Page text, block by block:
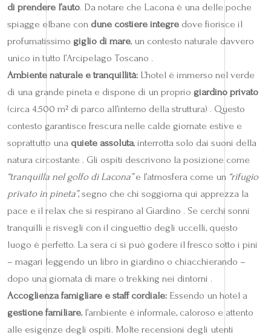
di prendere l’auto. Da notare che Lacona è una delle poche
spiagge elbane con dune costiere integre dove fiorisce il
profumatissimo giglio di mare, un contesto naturale davvero
unico in tutto l’Arcipelago Toscano .
Ambiente naturale e tranquillità: L’hotel è immerso nel verde
di una grande pineta e dispone di un proprio giardino privato
(circa 4.500 m² di parco all’interno della struttura) . Questo
contesto garantisce frescura nelle calde giornate estive e
soprattutto una quiete assoluta, interrotta solo dai suoni della
natura circostante . Gli ospiti descrivono la posizione come
“tranquilla nel golfo di Lacona”e l’atmosfera come un “rifugio
privato in pineta”, segno che chi soggiorna qui apprezza la
pace e il relax che si respirano al Giardino . Se cerchi sonni
tranquilli e risvegli con il cinguettio degli uccelli, questo
luogo è perfetto. La sera ci si può godere il fresco sotto i pini
– magari leggendo un libro in giardino o chiacchierando –
dopo una giornata di mare o trekking nei dintorni .
Accoglienza famigliare e staff cordiale: Essendo un hotel a
gestione familiare, l’ambiente è informale, caloroso e attento
alle esigenze degli ospiti. Molte recensioni degli utenti